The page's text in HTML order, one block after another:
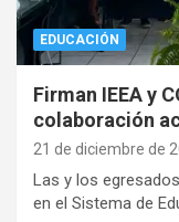
EDUCACIÓN
Firman IEEA y
colaboración
21 de diciembre de
Las y los
en el Sistema de